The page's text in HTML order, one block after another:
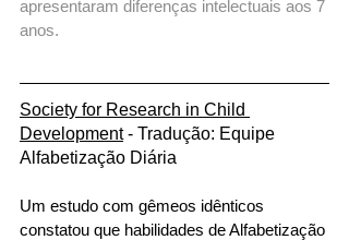
apresentaram diferenças intelectuais aos 7
anos.
Society for Research in Child
Development - Tradução: Equipe
Alfabetização Diária
Um estudo com gêmeos idênticos
constatou que habilidades de Alfabetização